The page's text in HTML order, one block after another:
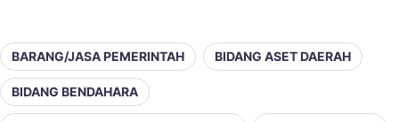
BARANG/JASA PEMERINTAH BIDANG ASET DAERAH
BIDANG BENDAHARA